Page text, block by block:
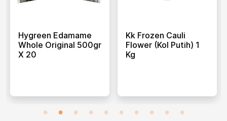
Hygreen Edamame
Whole Original 500gr
X 20
Kk Frozen Cauli
Flower (kol Putih) 1
Kg